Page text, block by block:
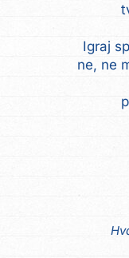
Igraj
ne, ne